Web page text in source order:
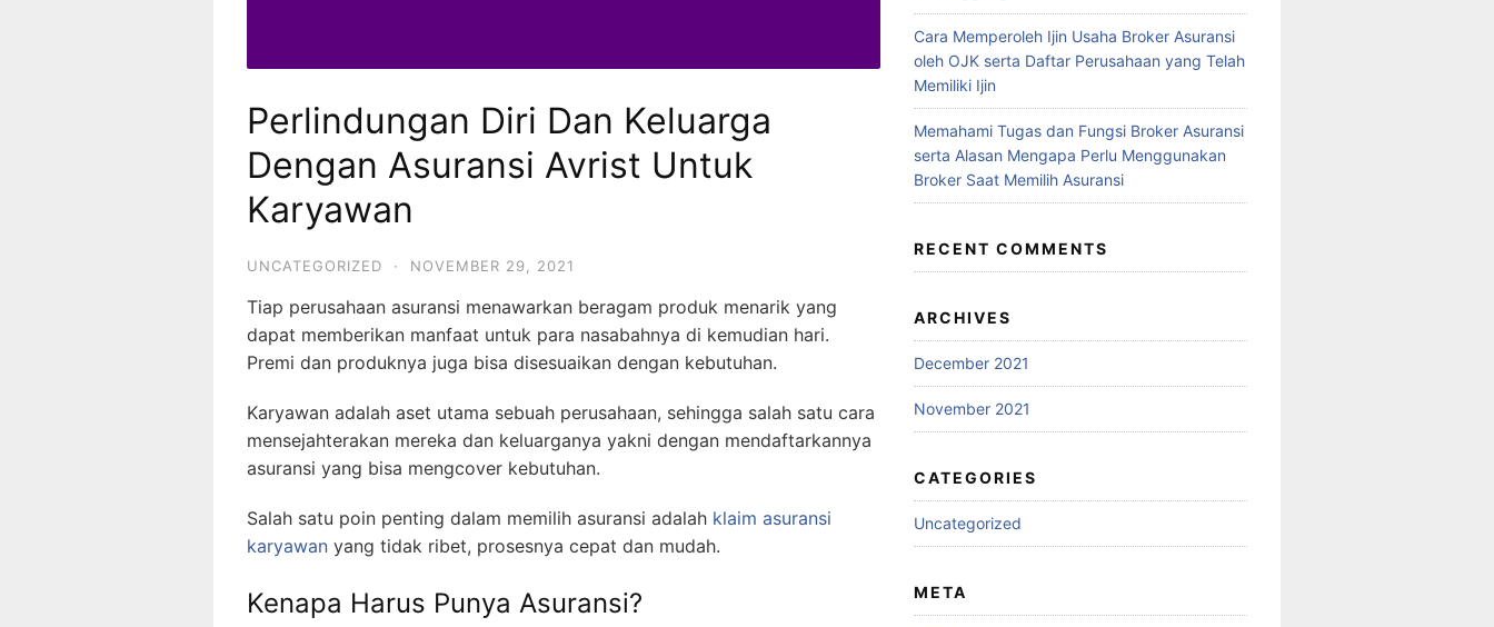
Perlindungan Diri Dan Keluarga
Dengan Asuransi Avrist Untuk
Karyawan
UNCATEGORIZED · NOVEMBER 29, 2021
Tiap perusahaan asuransi menawarkan beragam produk menarik yang
dapat memberikan manfaat untuk para nasabahnya di kemudian hari.
Premi dan produknya juga bisa disesuaikan dengan kebutuhan.
Karyawan adalah aset utama sebuah perusahaan, sehingga salah satu cara
mensejahterakan mereka dan keluarganya yakni dengan mendaftarkannya
asuransi yang bisa mengcover kebutuhan.
Salah satu poin penting dalam memilih asuransi adalah klaim asuransi
karyawan yang tidak ribet, prosesnya cepat dan mudah.
Kenapa Harus Punya Asuransi?
Cara Memperoleh Ijin Usaha Broker Asuransi
oleh OJK serta Daftar Perusahaan yang Telah
Memiliki Ijin
Memahami Tugas dan Fungsi Broker Asuransi
serta Alasan Mengapa Perlu Menggunakan
Broker Saat Memilih Asuransi
RECENT COMMENTS
ARCHIVES
December 2021
November 2021
CATEGORIES
Uncategorized
META